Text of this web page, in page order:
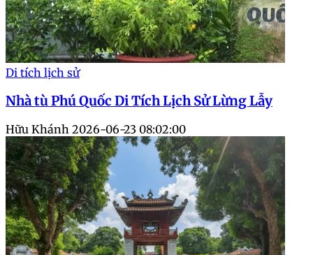
Di tích lịch sử
Nhà tù Phú Quốc Di Tích Lịch Sử Lừng Lẫy
Hữu Khánh 2026-06-23 08:02:00